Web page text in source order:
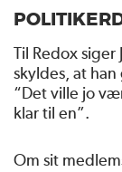
Til Redox siger
skyldes, at
“Det ville jo
klar til en”.
Om sit